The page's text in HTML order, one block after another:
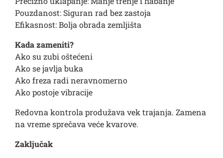
Pouzdanost: Siguran rad bez zastoja
Efikasnost: Bolja obrada zemljišta
Kada zameniti?
Ako su zubi oštećeni
Ako se javlja buka
Ako freza radi neravnomerno
Ako postoje vibracije
Redovna kontrola produžava vek trajanja. Zamena
na vreme sprečava veće kvarove.
Zaključak